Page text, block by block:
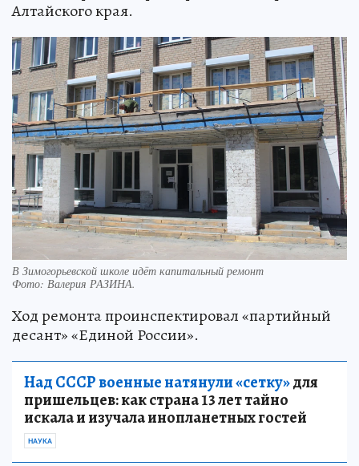
Алтайского края.
В Зимогорьевской школе идёт капитальный ремонт
Фото: Валерия РАЗИНА.
Ход ремонта проинспектировал «партийный
десант» «Единой России».
Над СССР военные натянули «сетку»для
пришельцев: как страна 13 лет тайно
искала и изучала инопланетных гостей
НАУКА